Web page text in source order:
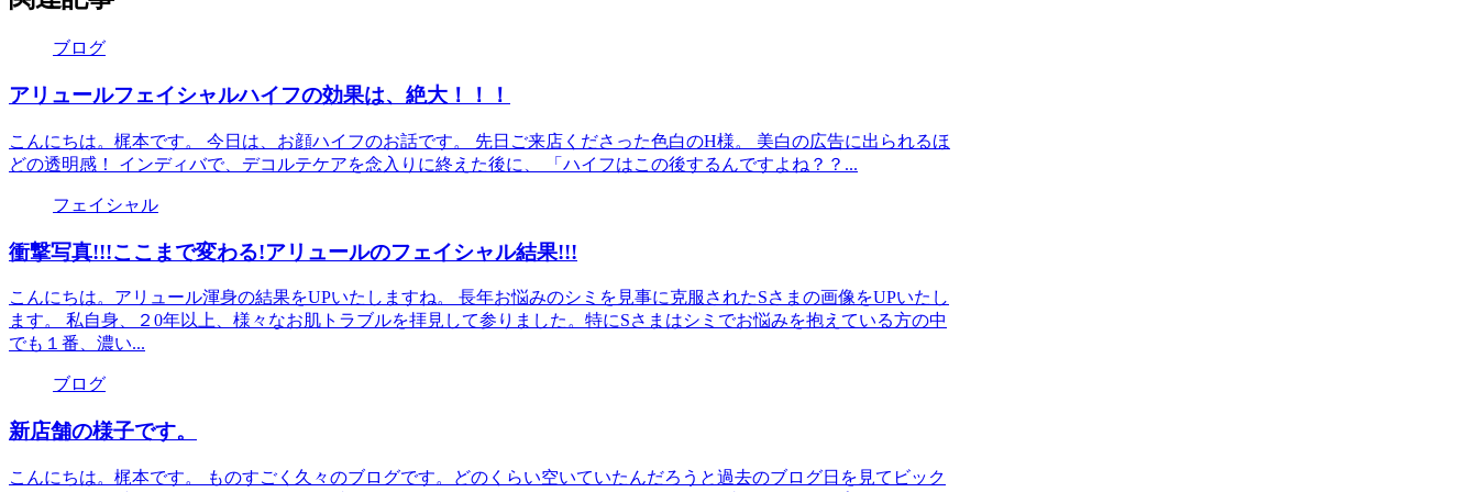
ブログ
アリュールフェイシャルハイフの効果は、絶大！！！
こんにちは。梶本です。 今日は、お顔ハイフのお話です。 先日ご来店くださった色白のH様。 美白の広告に出られるほ
どの透明感！ インディバで、デコルテケアを念入りに終えた後に、 「ハイフはこの後するんですよね？？...
フェイシャル
衝撃写真!!!ここまで変わる!アリュールのフェイシャル結果!!!
こんにちは。アリュール渾身の結果をUPいたしますね。 長年お悩みのシミを見事に克服されたSさまの画像をUPいたし
ます。 私自身、２0年以上、様々なお肌トラブルを拝見して参りました。特にSさまはシミでお悩みを抱えている方の中
でも１番、濃い...
ブログ
新店舗の様子です。
こんにちは。梶本です。 ものすごく久々のブログです。どのくらい空いていたんだろうと過去のブログ日を見てビック